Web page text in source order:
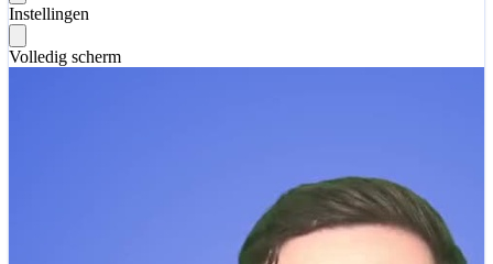
Instellingen
Volledig scherm